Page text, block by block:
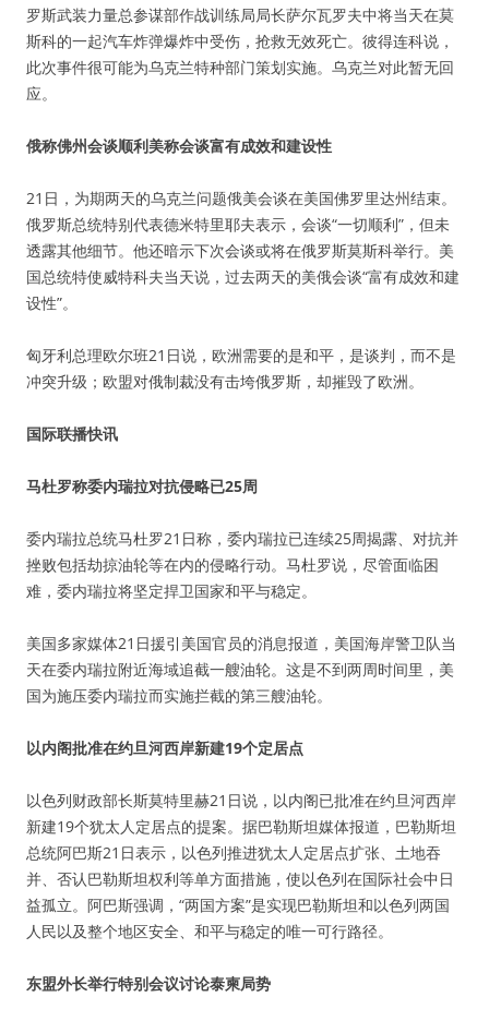
罗斯武装力量总参谋部作战训练局局长萨尔瓦罗夫中将当天在莫
斯科的一起汽车炸弹爆炸中受伤，抢救无效死亡。彼得连科说，
此次事件很可能为乌克兰特种部门策划实施。乌克兰对此暂无回
应。
俄称佛州会谈顺利美称会谈富有成效和建设性
21日，为期两天的乌克兰问题俄美会谈在美国佛罗里达州结束。
俄罗斯总统特别代表德米特里耶夫表示，会谈“一切顺利”，但未
透露其他细节。他还暗示下次会谈或将在俄罗斯莫斯科举行。美
国总统特使威特科夫当天说，过去两天的美俄会谈“富有成效和建
设性”。
匈牙利总理欧尔班21日说，欧洲需要的是和平，是谈判，而不是
冲突升级；欧盟对俄制裁没有击垮俄罗斯，却摧毁了欧洲。
国际联播快讯
马杜罗称委内瑞拉对抗侵略已25周
委内瑞拉总统马杜罗21日称，委内瑞拉已连续25周揭露、对抗并
挫败包括劫掠油轮等在内的侵略行动。马杜罗说，尽管面临困
难，委内瑞拉将坚定捍卫国家和平与稳定。
美国多家媒体21日援引美国官员的消息报道，美国海岸警卫队当
天在委内瑞拉附近海域追截一艘油轮。这是不到两周时间里，美
国为施压委内瑞拉而实施拦截的第三艘油轮。
以内阁批准在约旦河西岸新建19个定居点
以色列财政部长斯莫特里赫21日说，以内阁已批准在约旦河西岸
新建19个犹太人定居点的提案。据巴勒斯坦媒体报道，巴勒斯坦
总统阿巴斯21日表示，以色列推进犹太人定居点扩张、土地吞
并、否认巴勒斯坦权利等单方面措施，使以色列在国际社会中日
益孤立。阿巴斯强调，“两国方案”是实现巴勒斯坦和以色列两国
人民以及整个地区安全、和平与稳定的唯一可行路径。
东盟外长举行特别会议讨论泰柬局势